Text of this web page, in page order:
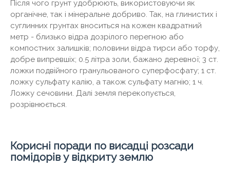
Після чого грунт удобрюють, використовуючи як
органічне, так і мінеральне добриво. Так, на глинистих і
суглинних грунтах вноситься на кожен квадратний
метр - близько відра дозрілого перегною або
компостних залишків; половини відра тирси або торфу,
добре випревшіх; 0.5 літра золи, бажано деревної; 3 ст.
ложки подвійного гранульованого суперфосфату; 1 ст.
ложку сульфату калію, а також сульфату магнію; 1 ч.
Ложку сечовини. Далі земля перекопується,
розрівнюється.
Корисні поради по висадці розсади
помідорів у відкриту землю